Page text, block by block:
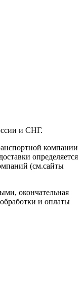
и СНГ.
компании
определяется
(см.сайты
окончательная
и оплаты